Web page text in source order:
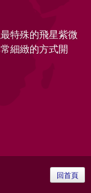
特殊的飛星紫微
細緻的方式開
回首頁